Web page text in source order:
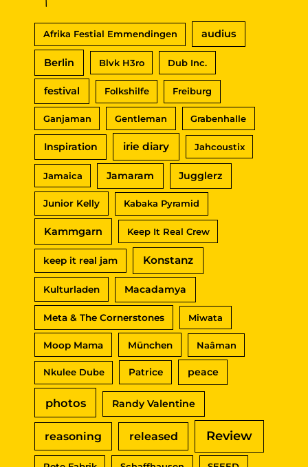
Afrika Festial Emmendingen audius
Berlin Blvk H3ro Dub Inc.
festival Folkshilfe Freiburg
Ganjaman Gentleman Grabenhalle
Inspiration irie diary Jahcoustix
Jamaica Jamaram Jugglerz
Junior Kelly Kabaka Pyramid
Kammgarn Keep It Real Crew
keep it real jam Konstanz
Kulturladen Macadamya
Meta & The Cornerstones Miwata
Moop Mama München Naâman
Nkulee Dube Patrice peace
photos Randy Valentine
reasoning released Review